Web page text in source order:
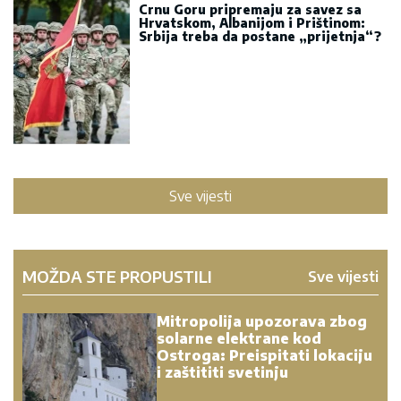
Crnu Goru pripremaju za savez sa
Hrvatskom, Albanijom i Prištinom:
Srbija treba da postane „prijetnja“?
Sve vijesti
MOŽDA STE PROPUSTILI Sve vijesti
Mitropolija upozorava zbog
solarne elektrane kod
Ostroga: Preispitati lokaciju
i zaštititi svetinju